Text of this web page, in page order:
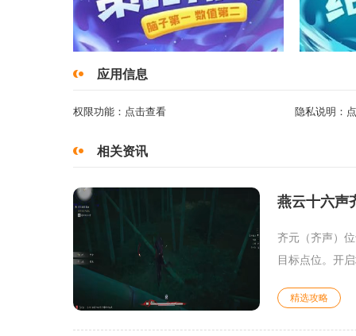
应用信息
权限功能： 点击查看 隐私说明：
相关资讯
燕云十六声
齐元（齐声）
目标点位。开
精选攻略